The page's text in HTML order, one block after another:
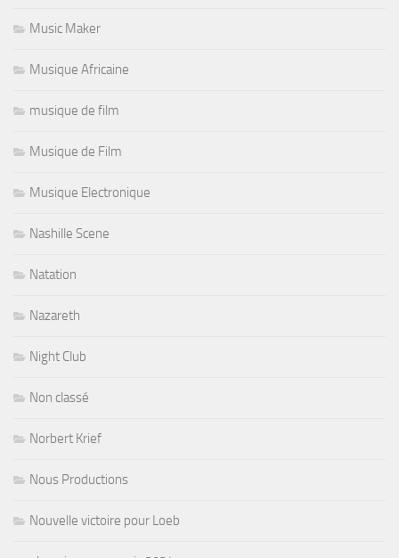
Music Maker
Musique Africaine
musique de film
Musique de Film
Musique Electronique
Nashille Scene
Natation
Nazareth
Night Club
Non classé
Norbert Krief
Nous Productions
Nouvelle victoire pour Loeb